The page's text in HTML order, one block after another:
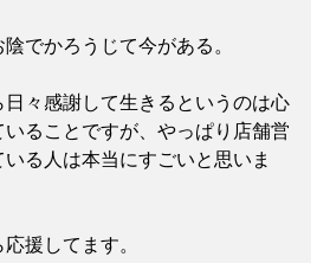
陰でかろうじて今がある。
日々感謝して生きるというのは心
いることですが、やっぱり店舗営
いる人は本当にすごいと思いま
援してます。